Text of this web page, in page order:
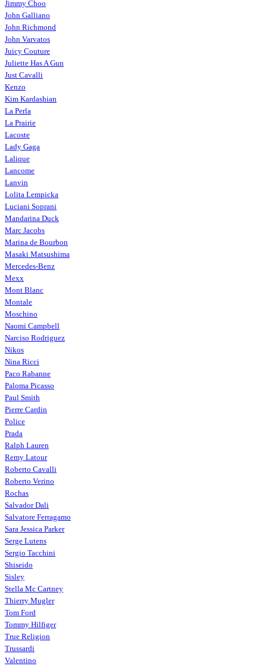
Jimmy Choo
John Galliano
John Richmond
John Varvatos
Juicy Couture
Juliette Has A Gun
Just Cavalli
Kenzo
Kim Kardashian
La Perla
La Prairie
Lacoste
Lady Gaga
Lalique
Lancome
Lanvin
Lolita Lempicka
Luciani Soprani
Mandarina Duck
Marc Jacobs
Marina de Bourbon
Masaki Matsushima
Mercedes-Benz
Mexx
Mont Blanc
Montale
Moschino
Naomi Campbell
Narciso Rodriguez
Nikos
Nina Ricci
Paco Rabanne
Paloma Picasso
Paul Smith
Pierre Cardin
Police
Prada
Ralph Lauren
Remy Latour
Roberto Cavalli
Roberto Verino
Rochas
Salvador Dali
Salvatore Ferragamo
Sara Jessica Parker
Serge Lutens
Sergio Tacchini
Shiseido
Sisley
Stella Mc Cartney
Thierry Mugler
Tom Ford
Tommy Hilfiger
True Religion
Trussardi
Valentino